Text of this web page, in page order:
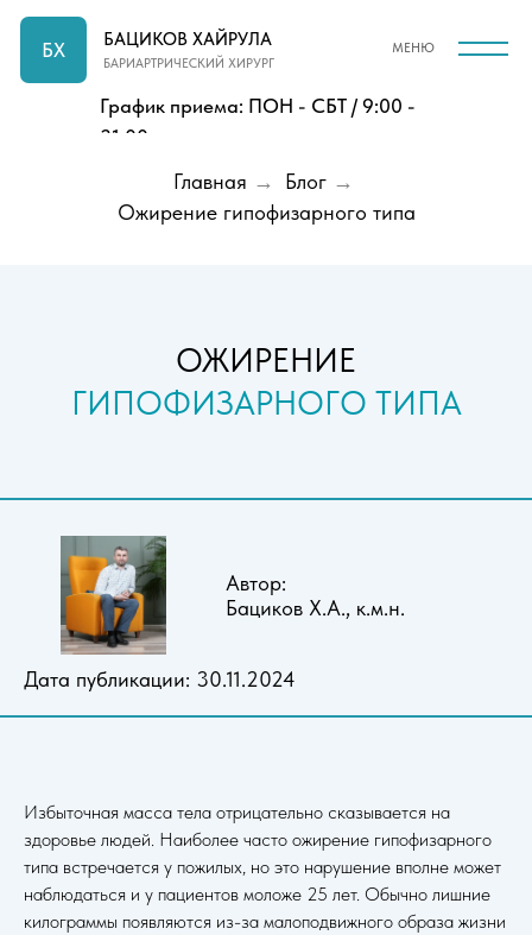
БАЦИКОВ ХАЙРУЛА
БАРИАРТРИЧЕСКИЙ ХИРУРГ
График приема: ПОН - СБТ / 9:00 -
21:00
Главная → Блог →
Ожирение гипофизарного типа
Автор:
Бациков Х.А., к.м.н.
Дата публикации: 30.11.2024
Избыточная масса тела отрицательно сказывается на
здоровье людей. Наиболее часто ожирение гипофизарного
типа встречается у пожилых, но это нарушение вполне может
наблюдаться и у пациентов моложе 25 лет. Обычно лишние
килограммы появляются из-за малоподвижного образа жизни